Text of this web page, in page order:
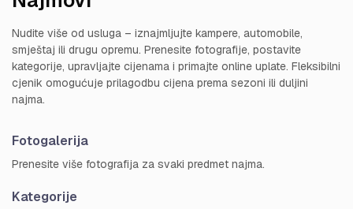
Nudite više od usluga – iznajmljujte kampere, automobile,
smještaj ili drugu opremu. Prenesite fotografije, postavite
kategorije, upravljajte cijenama i primajte online uplate. Fleksibilni
cjenik omogućuje prilagodbu cijena prema sezoni ili duljini
najma.
Fotogalerija
Prenesite više fotografija za svaki predmet najma.
Kategorije